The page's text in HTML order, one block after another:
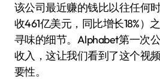
该公司最近赚的钱比以往任何
收461亿美元，同比增长18%）
寻味的细节。Alphabet第一次
收入，这让我们看到了这个视
要性。